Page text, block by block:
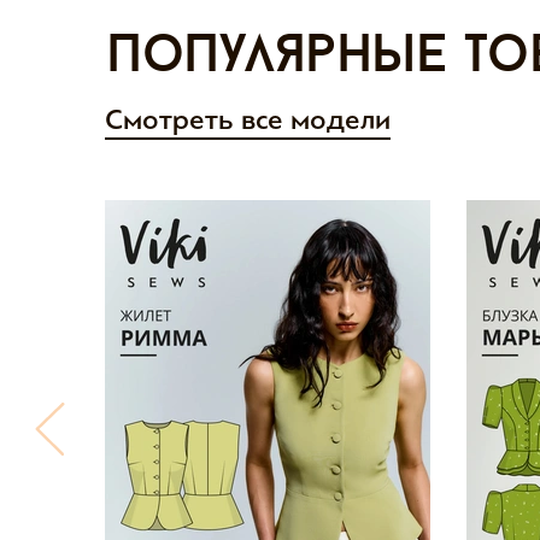
Популярные
Смотреть все модели